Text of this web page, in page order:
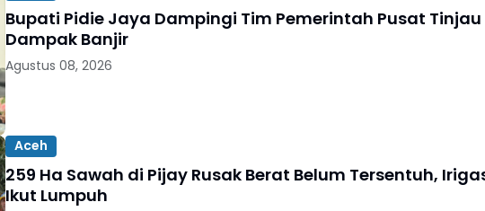
Bupati Pidie Jaya Dampingi Tim Pemerintah Pusat Tinjau
Dampak Banjir
Agustus 08, 2026
Aceh
259 Ha Sawah di Pijay Rusak Berat Belum Tersentuh,
Ikut Lumpuh